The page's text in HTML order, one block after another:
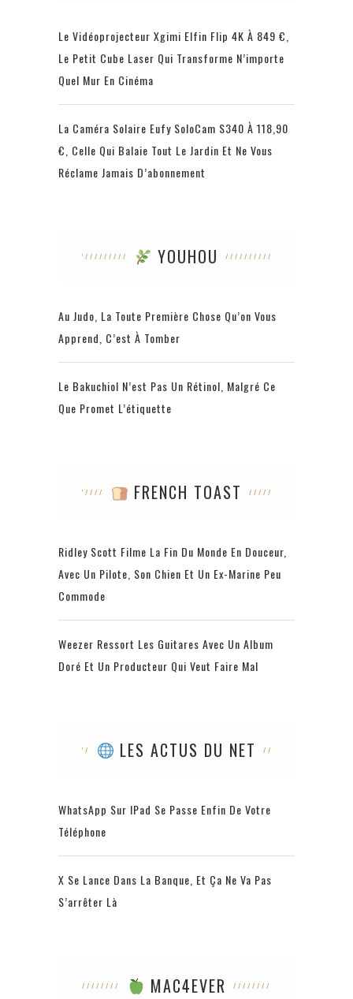
Le Vidéoprojecteur Xgimi Elfin Flip 4K À 849 €,
Le Petit Cube Laser Qui Transforme N’importe
Quel Mur En Cinéma
La Caméra Solaire Eufy SoloCam S340 À 118,90
€, Celle Qui Balaie Tout Le Jardin Et Ne Vous
Réclame Jamais D’abonnement
YOUHOU
Au Judo, La Toute Première Chose Qu’on Vous
Apprend, C’est À Tomber
Le Bakuchiol N’est Pas Un Rétinol, Malgré Ce
Que Promet L’étiquette
FRENCH TOAST
Ridley Scott Filme La Fin Du Monde En Douceur,
Avec Un Pilote, Son Chien Et Un Ex-Marine Peu
Commode
Weezer Ressort Les Guitares Avec Un Album
Doré Et Un Producteur Qui Veut Faire Mal
LES ACTUS DU NET
WhatsApp Sur IPad Se Passe Enfin De Votre
Téléphone
X Se Lance Dans La Banque, Et Ça Ne Va Pas
S’arrêter Là
MAC4EVER